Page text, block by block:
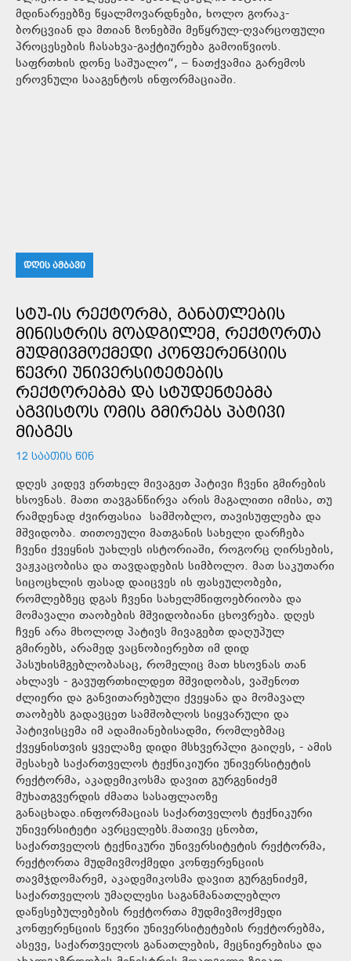
მდინარეებზე წყალმოვარდნები, ხოლო გორაკ-
ბორცვიან და მთიან ზონებში მეწყრულ-ღვარცოფული
პროცესების ჩასახვა-გაქტიურება გამოიწვიოს.
საფრთხის დონე საშუალო“, – ნათქვამია გარემოს
ეროვნული სააგენტოს ინფორმაციაში.
ᲓᲦᲘᲡ ᲐᲛᲑᲐᲕᲘ
ᲡᲢᲣ-ᲘᲡ ᲠᲔᲥᲢᲝᲠᲛᲐ, ᲒᲐᲜᲐᲗᲚᲔᲑᲘᲡ
ᲛᲘᲜᲘᲡᲢᲠᲘᲡ ᲛᲝᲐᲓᲒᲘᲚᲔᲛ, ᲠᲔᲥᲢᲝᲠᲗᲐ
ᲛᲣᲓᲛᲘᲕᲛᲝᲥᲛᲔᲓᲘ ᲙᲝᲜᲤᲔᲠᲔᲜᲪᲘᲘᲡ
ᲬᲔᲕᲠᲘ ᲣᲜᲘᲕᲔᲠᲡᲘᲢᲔᲢᲔᲑᲘᲡ
ᲠᲔᲥᲢᲝᲠᲔᲑᲛᲐ ᲓᲐ ᲡᲢᲣᲓᲔᲜᲢᲔᲑᲛᲐ
ᲐᲒᲕᲘᲡᲢᲝᲡ ᲝᲛᲘᲡ ᲒᲛᲘᲠᲔᲑᲡ ᲞᲐᲢᲘᲕᲘ
ᲛᲘᲐᲒᲔᲡ
12 ᲡᲐᲐᲗᲘᲡ ᲬᲘᲜ
დღეს კიდევ ერთხელ მივაგეთ პატივი ჩვენი გმირების
ხსოვნას. მათი თავგანწირვა არის მაგალითი იმისა, თუ
რამდენად ძვირფასია სამშობლო, თავისუფლება და
მშვიდობა. თითოეული მათგანის სახელი დარჩება
ჩვენი ქვეყნის უახლეს ისტორიაში, როგორც ღირსების,
ვაჟკაცობისა და თავდადების სიმბოლო. მათ საკუთარი
სიცოცხლის ფასად დაიცვეს ის ფასეულობები,
რომლებზეც დგას ჩვენი სახელმწიფოებრიობა და
მომავალი თაობების მშვიდობიანი ცხოვრება. დღეს
ჩვენ არა მხოლოდ პატივს მივაგებთ დაღუპულ
გმირებს, არამედ ვაცნობიერებთ იმ დიდ
პასუხისმგებლობასაც, რომელიც მათ ხსოვნას თან
ახლავს - გავუფრთხილდეთ მშვიდობას, ვაშენოთ
ძლიერი და განვითარებული ქვეყანა და მომავალ
თაობებს გადავცეთ სამშობლოს სიყვარული და
პატივისცემა იმ ადამიანებისადმი, რომლებმაც
ქვეყნისთვის ყველაზე დიდი მსხვერპლი გაიღეს, - ამის
შესახებ საქართველოს ტექნიკიური უნივერსიტეტის
რექტორმა, აკადემიკოსმა დავით გურგენიძემ
მუხათგვერდის ძმათა სასაფლაოზე
განაცხადა.ინფორმაციას საქართველოს ტექნიკური
უნივერსიტეტი ავრცელებს.მათივე ცნობთ,
საქართველოს ტექნიკური უნივერსიტეტის რექტორმა,
რექტორთა მუდმივმოქმედი კონფერენციის
თავმჯდომარემ, აკადემიკოსმა დავით გურგენიძემ,
საქართველოს უმაღლესი საგანმანათლებლო
დაწესებულებების რექტორთა მუდმივმოქმედი
კონფერენციის წევრი უნივერსიტეტების რექტორებმა,
ასევე, საქართველოს განათლების, მეცნიერებისა და